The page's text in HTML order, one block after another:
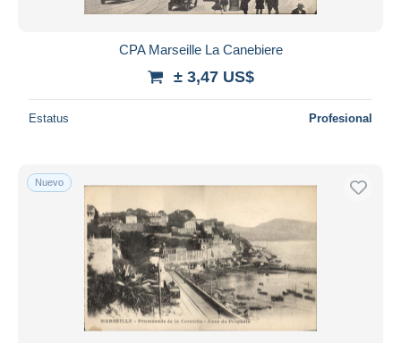
CPA Marseille La Canebiere
± 3,47 US$
Estatus Profesional
Nuevo